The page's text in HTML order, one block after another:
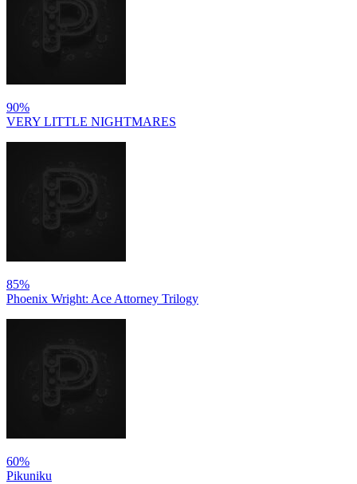
90%
VERY LITTLE NIGHTMARES
85%
Phoenix Wright: Ace Attorney Trilogy
60%
Pikuniku